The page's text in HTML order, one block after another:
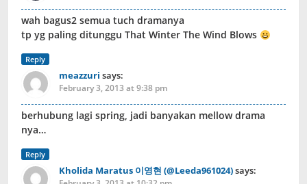
wah bagus2 semua tuch dramanya
tp yg paling ditunggu That Winter The Wind Blows
Reply
meazzuri says:
February 3, 2013 at 9:38 pm
berhubung lagi spring, jadi banyakan mellow drama
nya…
Reply
Kholida Maratus 이영현 (@Leeda961024)says: